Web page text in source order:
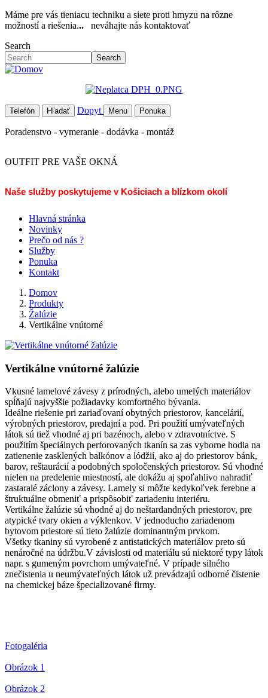
Skočiť
na
obsah
Máme pre vás tieniacu techniku a siete proti hmyzu na rôzne
možností a riešenia...
neváhajte nás kontaktovať
Search
Search
Telefón Hľadať Dopyt Menu Ponuka
Poradenstvo - vymeranie - dodávka - montáž
OUTFIT PRE VAŠE OKNÁ
Naše služby poskytujeme v Košiciach a blízkom okolí
Hlavná stránka
Novinky
Prečo od nás ?
Služby
Ponuka
Kontakt
Domov
Produkty
Žalúzie
Vertikálne vnútorné
Vertikálne vnútorné žalúzie
Vkusné lamelové závesy z prírodných, alebo umelých materiálov
spĺňajú najvyššie požiadavky komfortného bývania.
Ideálne riešenie pri zariaďovaní obytných priestorov, kancelárií,
výrobných priestorov, predajní a pod. Pri použití umývateľných
látok sú tiež vhodné aj pri bazénoch, alebo v zdravotníctve. S
použitím špeciálnych perforovaných tkanín sa zas vyborne hodia na
zatienenie zasklených balkónov a lódžií, ako aj do priestorov bánk,
barov, reštaurácií a podobných spoločenských priestorov. Sú vhodné
nielen na predelenie miestností, ale dokážu aj spoľahlivo nahradiť
zastaralé záclony a závesy. Lamely si môžte kedykoľvek ferebne a
štruktuálne obmeniť a prispôsobiť zariadeniu interiéru.
Vertikálne žalúzie sú vhodné aj do neštardandných priestorov, pre
atypické tvary okien a výklenkov. V jednoducho zariadenom
bytovom priestore sú tieto žalúzie dominantným prvkom.
Všetky tkaniny sú vyrobené z antistatických materiálov preto sú
nenáročné na údržbu.V závislosti od materiálu sú niektoré typy látok
napr. s gumeným povrchom umývateľné. V prípade silného
znečistenia u neumývateľných látok už prevádzajú odborné čistenie
na chemickej báze špecializované firmy.
Fotogaléria
Obrázok 1
Obrázok 2